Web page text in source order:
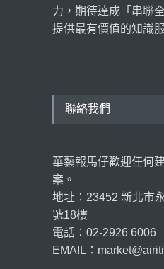
力，期待達成「串聯
提供最有價值的知識
聯絡我們
華藝報馬仔歡迎任何
案。
地址：23452 新北市
號18樓
電話：02-2926 6006
EMAIL：